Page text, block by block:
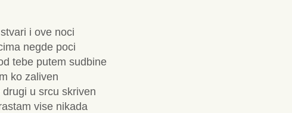
i ove noci
negde poci
tebe putem sudbine
ko zaliven
drugi u srcu skriven
vise nikada